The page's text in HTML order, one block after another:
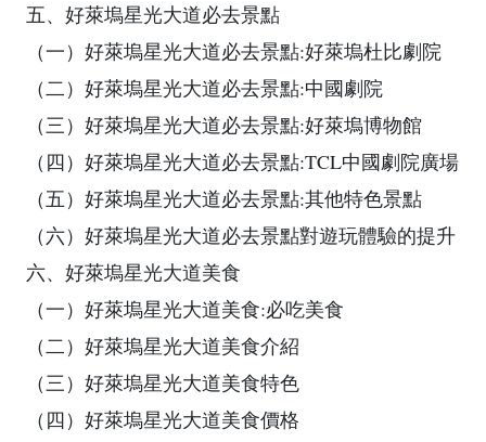
五、好萊塢星光大道必去景點
（一）好萊塢星光大道必去景點:好萊塢杜比劇院
（二）好萊塢星光大道必去景點:中國劇院
（三）好萊塢星光大道必去景點:好萊塢博物館
（四）好萊塢星光大道必去景點:TCL中國劇院廣場
（五）好萊塢星光大道必去景點:其他特色景點
（六）好萊塢星光大道必去景點對遊玩體驗的提升
六、好萊塢星光大道美食
（一）好萊塢星光大道美食:必吃美食
（二）好萊塢星光大道美食介紹
（三）好萊塢星光大道美食特色
（四）好萊塢星光大道美食價格